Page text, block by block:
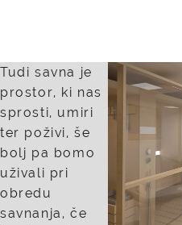
Tudi savna je
prostor, ki nas
sprosti, umiri
ter poživi, še
bolj pa bomo
uživali pri
obredu
savnanja, če